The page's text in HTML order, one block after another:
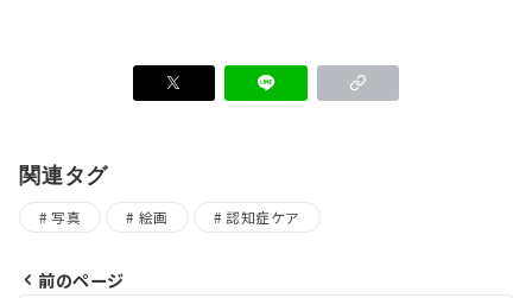
関連タグ
写真 絵画 認知症ケア
前のページ